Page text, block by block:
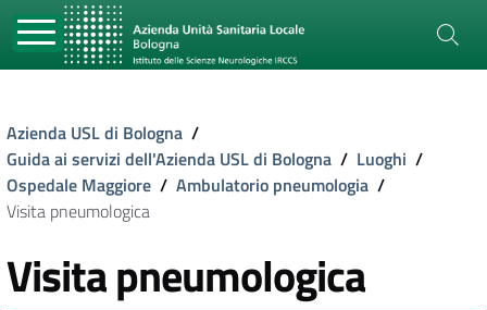
Azienda USL di Bologna /
Guida ai servizi dell'Azienda USL di Bologna / Luoghi /
Ospedale Maggiore / Ambulatorio pneumologia /
Visita pneumologica
Visita pneumologica